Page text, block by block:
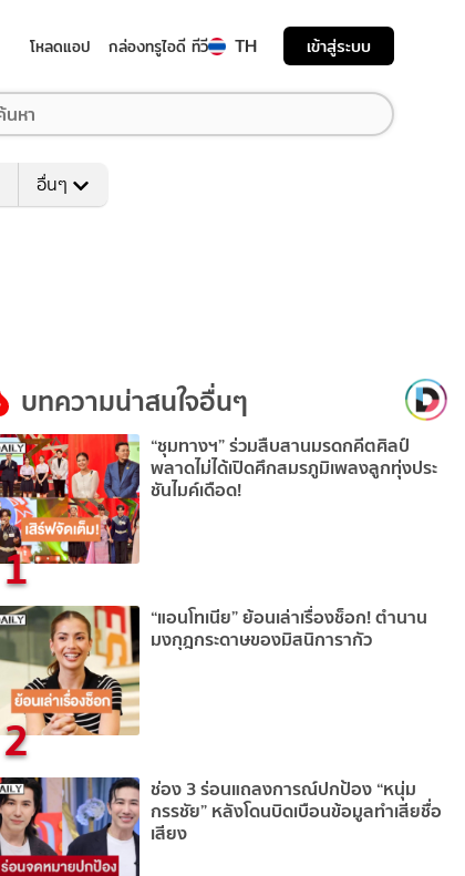
โหลดแอป กล่องทรูไอดี ทีวี TH เข้าสู่ระบบ
อื่นๆ
บทความน่าสนใจอื่นๆ
1
“ชุมทางฯ” ร่วมสืบสานมรดกคีตศิลป์
พลาดไม่ได้เปิดศึกสมรภูมิเพลงลูกทุ่งประ
ชันไมค์เดือด!
2
“แอนโทเนีย” ย้อนเล่าเรื่องช็อก! ตำนาน
มงกุฎกระดาษของมิสนิการากัว
ช่อง 3 ร่อนแถลงการณ์ปกป้อง “หนุ่ม
กรรชัย” หลังโดนบิดเบือนข้อมูลทำเสียชื่อ
เสียง